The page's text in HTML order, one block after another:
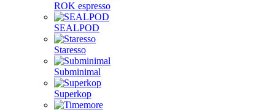
ROK espresso
SEALPOD
Staresso
Subminimal
Superkop